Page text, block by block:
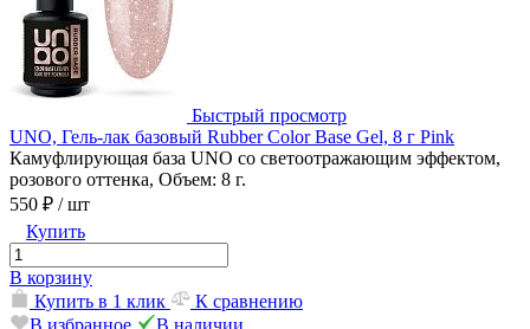
Быстрый просмотр
UNO, Гель-лак базовый Rubber Color Base Gel, 8 г Pink
Камуфлирующая база UNO со светоотражающим эффектом,
розового оттенка, Объем: 8 г.
550 ₽ / шт
Купить
В корзину
Купить в 1 клик
К сравнению